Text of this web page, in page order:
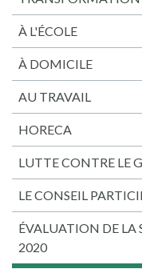
À L'ÉCOLE
À DOMICILE
AU TRAVAIL
HORECA
LUTTE CONTRE LE
LE CONSEIL
ÉVALUATION DE LA
2020